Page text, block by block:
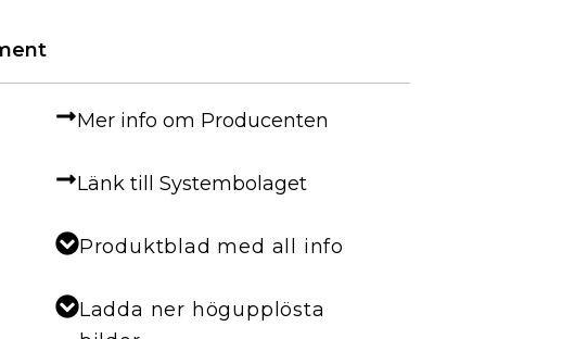
Mer info om Producenten
Länk till Systembolaget
Produktblad med all info
Ladda ner högupplösta